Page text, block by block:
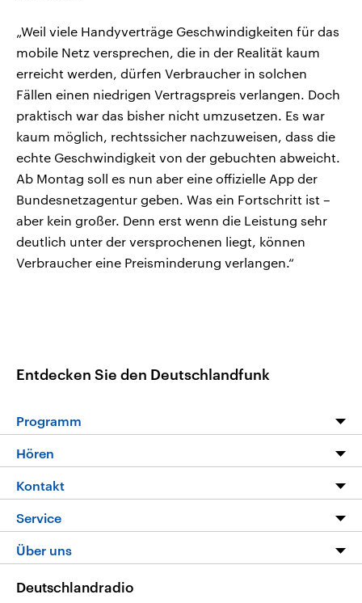
„Weil viele Handyverträge Geschwindigkeiten für das
mobile Netz versprechen, die in der Realität kaum
erreicht werden, dürfen Verbraucher in solchen
Fällen einen niedrigen Vertragspreis verlangen. Doch
praktisch war das bisher nicht umzusetzen. Es war
kaum möglich, rechtssicher nachzuweisen, dass die
echte Geschwindigkeit von der gebuchten abweicht.
Ab Montag soll es nun aber eine offizielle App der
Bundesnetzagentur geben. Was ein Fortschritt ist –
aber kein großer. Denn erst wenn die Leistung sehr
deutlich unter der versprochenen liegt, können
Verbraucher eine Preisminderung verlangen.“
Entdecken Sie den Deutschlandfunk
Programm
Programm
Die Nachrichten
Nachrichtenleicht
Neue Beiträge auf dlf.de
Hören
Livestream
Podcasts
Deutschlandfunk App
Nachrichten App
Kontakt
Hörerservice
Service
FAQ
Veranstaltungen
Über uns
Deutschlandradio